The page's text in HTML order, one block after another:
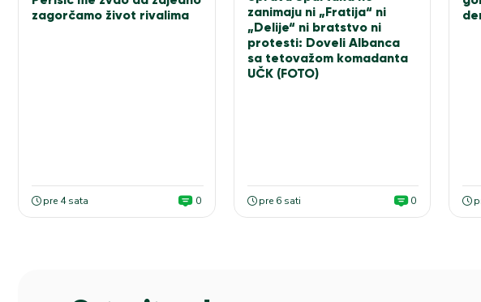
zagorčamo život rivalima
pre 4 sata 0
zanimaju ni „Fratija“ ni
„Delije“ ni bratstvo ni
protesti: Doveli Albanca
sa tetovažom komadanta
UČK (FOTO)
pre 6 sati 0